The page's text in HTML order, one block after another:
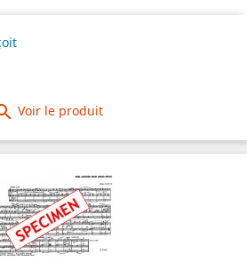
Voir le produit